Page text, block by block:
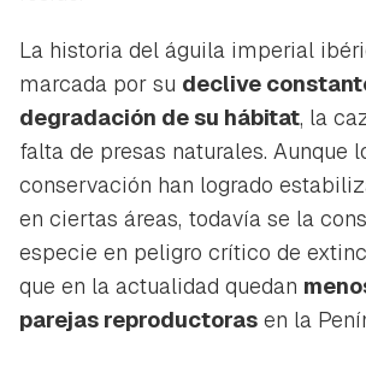
La historia del águila imperial
marcada por su declive
degradación de su hábitat, la
falta de presas naturales. Aunque
conservación han logrado
en ciertas áreas, todavía se la
especie en peligro crítico de
que en la actualidad quedan
parejas reproductoras en la